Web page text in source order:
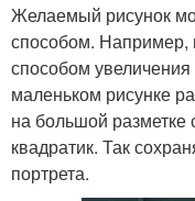
Желаемый рисунок
способом. Например,
способом
маленьком рисунке
на большой
квадратик. Так
портрета.